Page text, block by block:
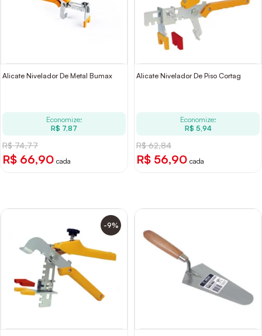
Alicate Nivelador De Metal Bumax
Economize:
R$ 7,87
R$ 74,77
R$ 66,90 cada
Alicate Nivelador De Piso Cortag
Economize:
R$ 5,94
R$ 62,84
R$ 56,90 cada
-9%